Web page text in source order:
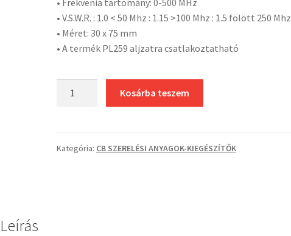
• V.S.W.R. : 1.0 < 50 Mhz : 1.15 >100 Mhz : 1.5 fölött 250 Mhz
• Méret: 30 x 75 mm
• A termék PL259 aljzatra csatlakoztatható
mennyiség
Kosárba teszem
Kategória: CB SZERELÉSI ANYAGOK-KIEGÉSZÍTŐK
Leírás